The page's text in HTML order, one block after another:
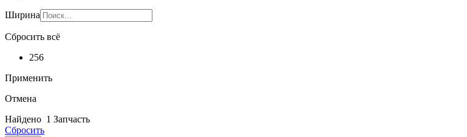
Ширина
Сбросить всё
256
Применить
Отмена
Найдено 1 Запчасть
Сбросить